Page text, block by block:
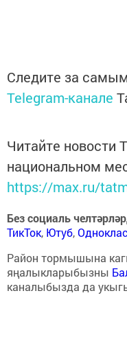
Следите за
Telegram-канале
Читайте новости
национальном
https://max.ru/
Без социаль
ТикТок, Ютуб,
Район тормышына
яңалыкларыбызны
каналыбызда да